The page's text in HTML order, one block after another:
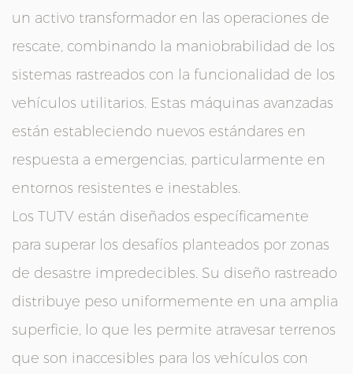
un activo transformador en las operaciones de
rescate, combinando la maniobrabilidad de los
sistemas rastreados con la funcionalidad de los
vehículos utilitarios. Estas máquinas avanzadas
están estableciendo nuevos estándares en
respuesta a emergencias, particularmente en
entornos resistentes e inestables.
Los TUTV están diseñados específicamente
para superar los desafíos planteados por zonas
de desastre impredecibles. Su diseño rastreado
distribuye peso uniformemente en una amplia
superficie, lo que les permite atravesar terrenos
que son inaccesibles para los vehículos con